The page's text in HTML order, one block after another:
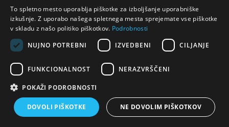
Oprema za salone / Čistoča & zaščita / Ostalo
To spletno mesto uporablja piškotke za izboljšanje uporabniške
izkušnje. Z uporabo našega spletnega mesta sprejemate vse piškotke
v skladu z našo politiko piškotkov. Podrobnosti
NUJNO POTREBNI
IZVEDBENI CILJANJE
FUNKCIONALNOST NERAZVRŠČENI
POKAŽI PODROBNOSTI
DOVOLI PIŠKOTKE NE DOVOLIM PIŠKOTKOV